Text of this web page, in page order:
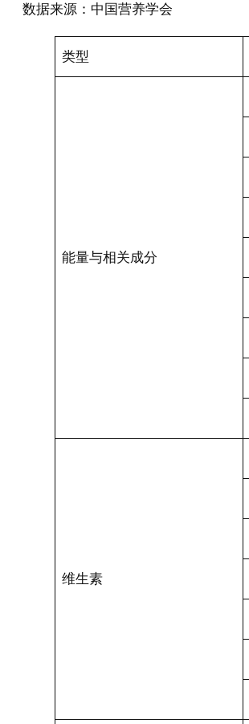
数据来源：中国营养学会
类型
能量与相关成分
维生素